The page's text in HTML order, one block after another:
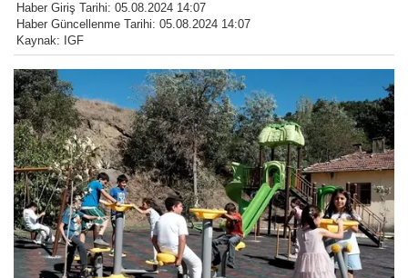
Haber Giriş Tarihi: 05.08.2024 14:07
Haber Güncellenme Tarihi: 05.08.2024 14:07
Kaynak: IGF